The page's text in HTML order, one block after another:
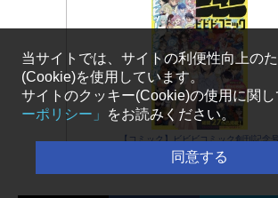
に、多くの新情報が
す。アニメイトタイ
eJapan2023の1日目
事をまとめました。2
中！アニメ化から、
新情報満載です。隅
してみてください！
ン ２日目アニメジ
情報をまとめて紹介
【コミック】ビビビコミック創刊記念
当サイトでは、サイトの利便性向上の
(Cookie)を使用しています。
サイトのクッキー(Cookie)の使用に関し
ーポリシー」
をお読みください。
同意する